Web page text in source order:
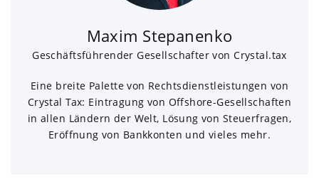
Maxim Stepanenko
Geschäftsführender Gesellschafter von Crystal.tax
Eine breite Palette von Rechtsdienstleistungen von
Crystal Tax: Eintragung von Offshore-Gesellschaften
in allen Ländern der Welt, Lösung von Steuerfragen,
Eröffnung von Bankkonten und vieles mehr.